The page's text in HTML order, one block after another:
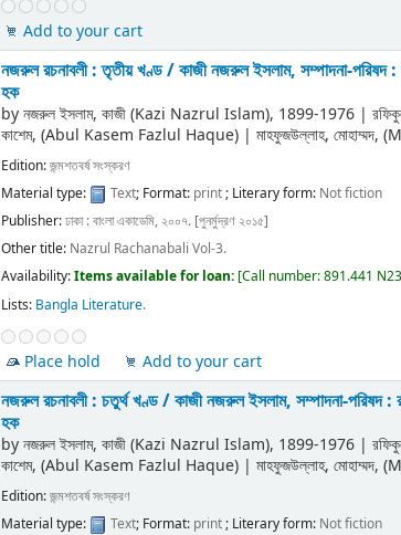
Add to your cart
নজরুল রচনাবলী : তৃতীয় খণ্ড /কাজী নজরুল ইসলাম, সম্পাদনা-
হক
byনজরুল ইসলাম, কাজী (Kazi Nazrul Islam), 1899-1976|
কাশেম, (Abul Kasem Fazlul Haque)| মাহফুজউল্লাহ,
Edition:জন্মশতবর্ষ সংস্করণ
Material type:
Text; Format: print; Literary form: Not fiction
Publisher:ঢাকা : বাংলা একাডেমি, ২০০৭. [পুনর্মুদ্রণ ২০১৫]
Other title: Nazrul Rachanabali Vol-3.
Availability:Items available for loan: [Call number:891.441
Lists: Bangla Literature.
Place hold
Add to your cart
নজরুল রচনাবলী : চতুর্থ খণ্ড /কাজী নজরুল ইসলাম, সম্পাদনা-পরিষদ
হক
byনজরুল ইসলাম, কাজী (Kazi Nazrul Islam), 1899-1976|
কাশেম, (Abul Kasem Fazlul Haque)| মাহফুজউল্লাহ,
Edition:জন্মশতবর্ষ সংস্করণ
Material type:
Text; Format: print; Literary form: Not fiction